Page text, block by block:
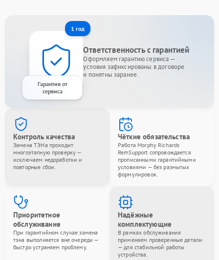
1 год
Гарантия от
сервиса
Ответственность с гарантией
Оформляем гарантию сервиса —
условия зафиксированы в договоре
и понятны заранее.
Контроль качества
Замена ТЭНа проходит
многоэтапную проверку —
исключаем недоработки и
повторные сбои.
Чёткие обязательства
Работа Morphy Richards
RemSupport сопровождается
прописанными гарантийными
условиями — без размытых
формулировок.
Приоритетное
обслуживание
При гарантийном случае замена
тэна выполняется вне очереди —
быстро устраняем проблему.
Надёжные
комплектующие
В рамках обслуживания
применяем проверенные детали
— для стабильной работы
устройства.